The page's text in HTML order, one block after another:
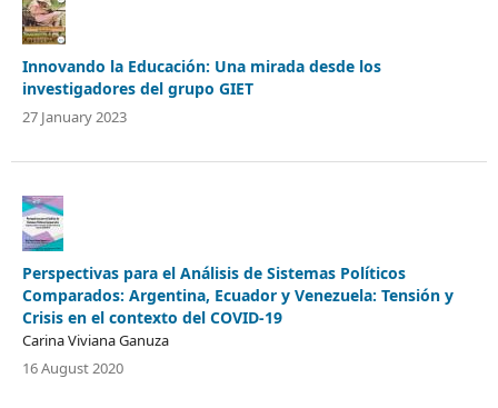
Innovando la Educación: Una mirada desde los
investigadores del grupo GIET
27 January 2023
Perspectivas para el Análisis de Sistemas Políticos
Comparados: Argentina, Ecuador y Venezuela: Tensión y
Crisis en el contexto del COVID-19
Carina Viviana Ganuza
16 August 2020